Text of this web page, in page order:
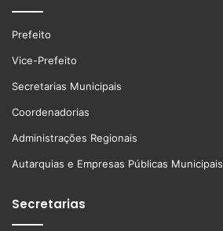
Prefeito
Vice-Prefeito
Secretarias Municipais
Coordenadorias
Administrações Regionais
Autarquias e Empresas Públicas Municipais
Secretarias